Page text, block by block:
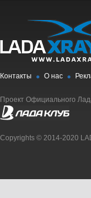
Контакты О нас
Проект Официального
Copyrights © 2014-2020